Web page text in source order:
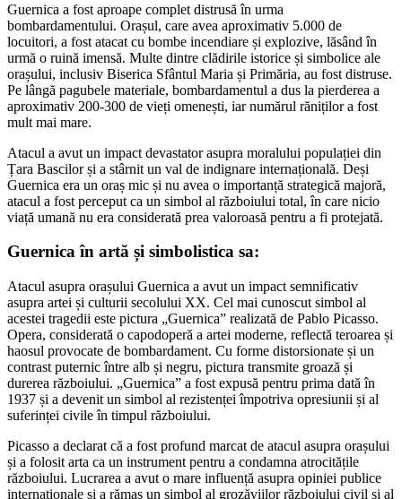
Guernica a fost aproape complet distrusă în urma
bombardamentului. Orașul, care avea aproximativ 5.000 de
locuitori, a fost atacat cu bombe incendiare și explozive, lăsând în
urmă o ruină imensă. Multe dintre clădirile istorice și simbolice ale
orașului, inclusiv Biserica Sfântul Maria și Primăria, au fost distruse.
Pe lângă pagubele materiale, bombardamentul a dus la pierderea a
aproximativ 200-300 de vieți omenești, iar numărul răniților a fost
mult mai mare.
Atacul a avut un impact devastator asupra moralului populației din
Țara Bascilor și a stârnit un val de indignare internațională. Deși
Guernica era un oraș mic și nu avea o importanță strategică majoră,
atacul a fost perceput ca un simbol al războiului total, în care nicio
viață umană nu era considerată prea valoroasă pentru a fi protejată.
Guernica în artă și simbolistica sa:
Atacul asupra orașului Guernica a avut un impact semnificativ
asupra artei și culturii secolului XX. Cel mai cunoscut simbol al
acestei tragedii este pictura „Guernica” realizată de Pablo Picasso.
Opera, considerată o capodoperă a artei moderne, reflectă teroarea și
haosul provocate de bombardament. Cu forme distorsionate și un
contrast puternic între alb și negru, pictura transmite groază și
durerea războiului. „Guernica” a fost expusă pentru prima dată în
1937 și a devenit un simbol al rezistenței împotriva opresiunii și al
suferinței civile în timpul războiului.
Picasso a declarat că a fost profund marcat de atacul asupra orașului
și a folosit arta ca un instrument pentru a condamna atrocitățile
războiului. Lucrarea a avut o mare influență asupra opiniei publice
internaționale și a rămas un simbol al grozăviilor războiului civil și al